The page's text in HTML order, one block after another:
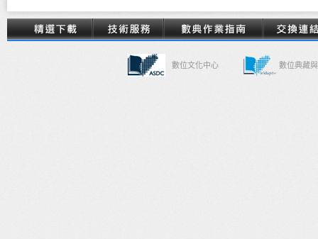
數位文化中心 數位典藏